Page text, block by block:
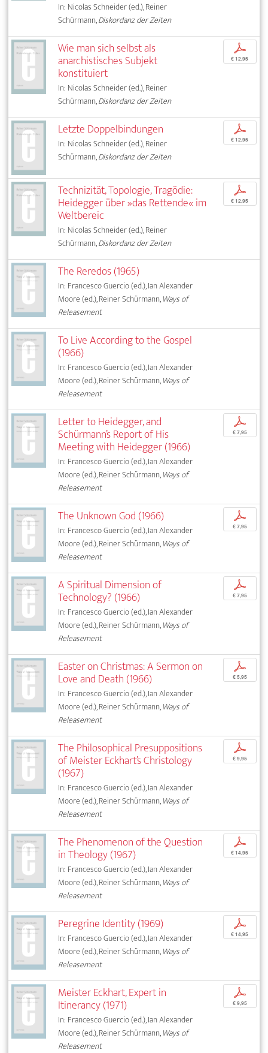
In: Nicolas Schneider (ed.), Reiner
Schürmann,Diskordanz der Zeiten
Wie man sich selbst als
anarchistisches Subjekt
konstituiert
In: Nicolas Schneider (ed.), Reiner
Schürmann,Diskordanz der Zeiten
p
€ 12,95
Letzte Doppelbindungen
In: Nicolas Schneider (ed.), Reiner
Schürmann,Diskordanz der Zeiten
p
€ 12,95
Technizität, Topologie, Tragödie:
Heidegger über »das Rettende« im
Weltbereic
In: Nicolas Schneider (ed.), Reiner
Schürmann,Diskordanz der Zeiten
p
€ 12,95
The Reredos (1965)
In: Francesco Guercio (ed.), Ian Alexander
Moore (ed.), Reiner Schürmann,Ways of
Releasement
To Live According to the Gospel
(1966)
In: Francesco Guercio (ed.), Ian Alexander
Moore (ed.), Reiner Schürmann,Ways of
Releasement
Letter to Heidegger, and
Schürmann’s Report of His
Meeting with Heidegger (1966)
In: Francesco Guercio (ed.), Ian Alexander
Moore (ed.), Reiner Schürmann,Ways of
Releasement
p
€ 7,95
The Unknown God (1966)
In: Francesco Guercio (ed.), Ian Alexander
Moore (ed.), Reiner Schürmann,Ways of
Releasement
p
€ 7,95
A Spiritual Dimension of
Technology? (1966)
In: Francesco Guercio (ed.), Ian Alexander
Moore (ed.), Reiner Schürmann,Ways of
Releasement
p
€ 7,95
Easter on Christmas: A Sermon on
Love and Death (1966)
In: Francesco Guercio (ed.), Ian Alexander
Moore (ed.), Reiner Schürmann,Ways of
Releasement
p
€ 5,95
The Philosophical Presuppositions
of Meister Eckhart’s Christology
(1967)
In: Francesco Guercio (ed.), Ian Alexander
Moore (ed.), Reiner Schürmann,Ways of
Releasement
p
€ 9,95
The Phenomenon of the Question
in Theology (1967)
In: Francesco Guercio (ed.), Ian Alexander
Moore (ed.), Reiner Schürmann,Ways of
Releasement
p
€ 14,95
Peregrine Identity (1969)
In: Francesco Guercio (ed.), Ian Alexander
Moore (ed.), Reiner Schürmann,Ways of
Releasement
p
€ 14,95
Meister Eckhart, Expert in
Itinerancy (1971)
In: Francesco Guercio (ed.), Ian Alexander
Moore (ed.), Reiner Schürmann,Ways of
Releasement
p
€ 9,95